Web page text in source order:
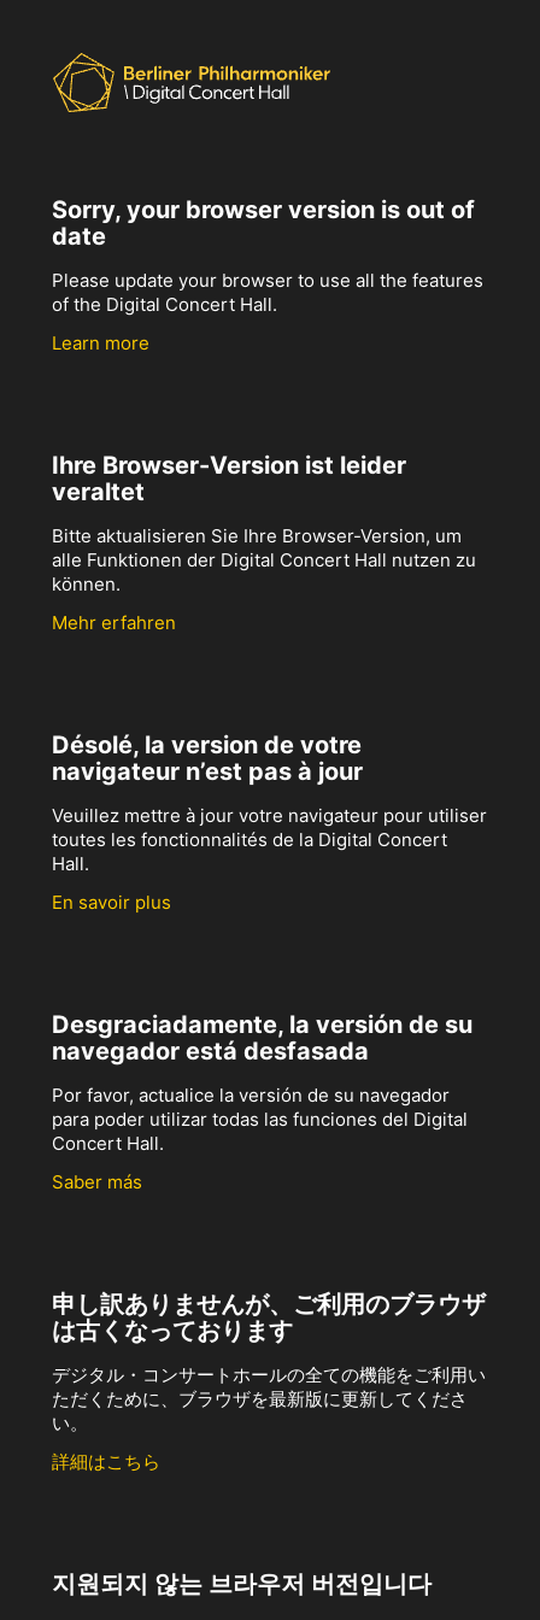
Sorry, your browser version is out of
date
Please update your browser to use all the features
of the Digital Concert Hall.
Learn more
Ihre Browser-Version ist leider
veraltet
Bitte aktualisieren Sie Ihre Browser-Version, um
alle Funktionen der Digital Concert Hall nutzen zu
können.
Mehr erfahren
Désolé, la version de votre
navigateur n’est pas à jour
Veuillez mettre à jour votre navigateur pour utiliser
toutes les fonctionnalités de la Digital Concert
Hall.
En savoir plus
Desgraciadamente, la versión de su
navegador está desfasada
Por favor, actualice la versión de su navegador
para poder utilizar todas las funciones del Digital
Concert Hall.
Saber más
申し訳ありませんが、ご利用のブラウザ
は古くなっております
デジタル・コンサートホールの全ての機能をご利用い
ただくために、ブラウザを最新版に更新してくださ
い。
詳細はこちら
지원되지 않는 브라우저 버전입니다